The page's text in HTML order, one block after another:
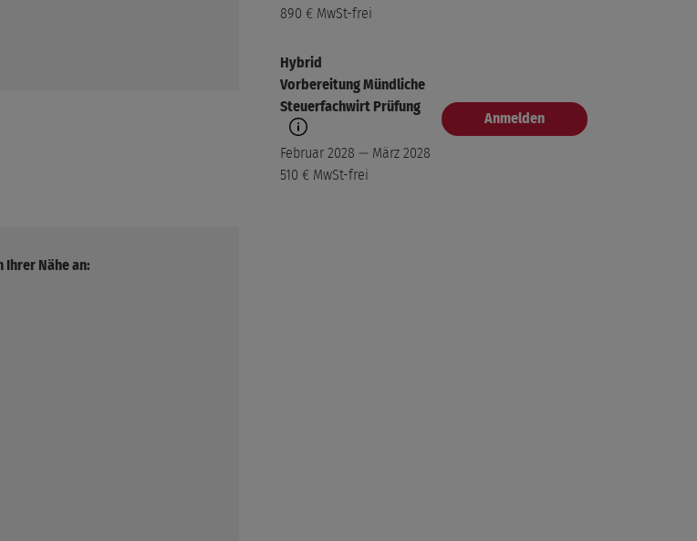
Nähe an:
890 € MwSt-frei
Hybrid
Vorbereitung Mündliche
Steuerfachwirt Prüfung
Februar 2028 — März 2028
510 € MwSt-frei
Anmelden